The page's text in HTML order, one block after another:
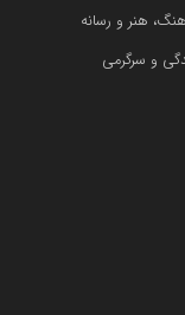
هنر و رسانه
و سرگرمی